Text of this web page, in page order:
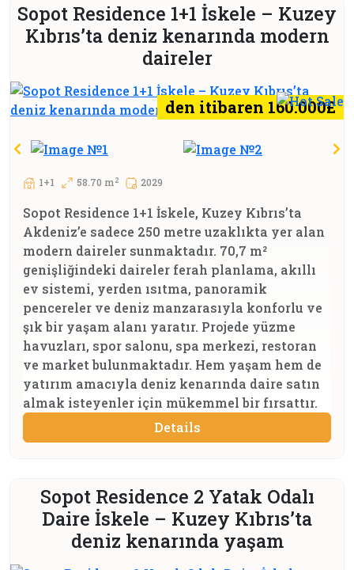
Sopot Residence 1+1 İskele – Kuzey
Kıbrıs’ta deniz kenarında modern
daireler
den itibaren 160.000£
1+1 58.70 m2 2029
Sopot Residence 1+1 İskele, Kuzey Kıbrıs’ta
Akdeniz’e sadece 250 metre uzaklıkta yer alan
modern daireler sunmaktadır. 70,7 m²
genişliğindeki daireler ferah planlama, akıllı
ev sistemi, yerden ısıtma, panoramik
pencereler ve deniz manzarasıyla konforlu ve
şık bir yaşam alanı yaratır. Projede yüzme
havuzları, spor salonu, spa merkezi, restoran
ve market bulunmaktadır. Hem yaşam hem de
yatırım amacıyla deniz kenarında daire satın
almak isteyenler için mükemmel bir fırsattır.
Details
Sopot Residence 2 Yatak Odalı
Daire İskele – Kuzey Kıbrıs’ta
deniz kenarında yaşam